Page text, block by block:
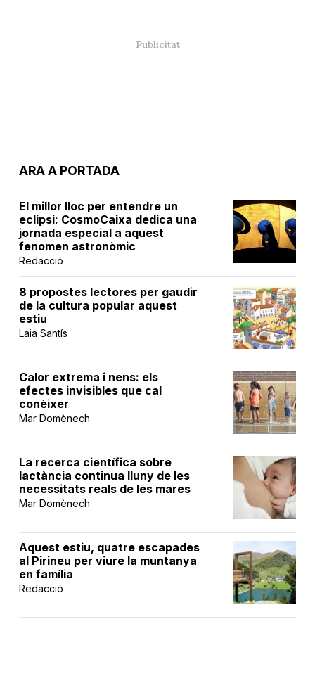
ARA A PORTADA
El millor lloc per entendre un
eclipsi: CosmoCaixa dedica una
jornada especial a aquest
fenomen astronòmic
Redacció
8 propostes lectores per gaudir
de la cultura popular aquest
estiu
Laia Santís
Calor extrema i nens: els
efectes invisibles que cal
conèixer
Mar Domènech
La recerca científica sobre
lactància continua lluny de les
necessitats reals de les mares
Mar Domènech
Aquest estiu, quatre escapades
al Pirineu per viure la muntanya
en família
Redacció